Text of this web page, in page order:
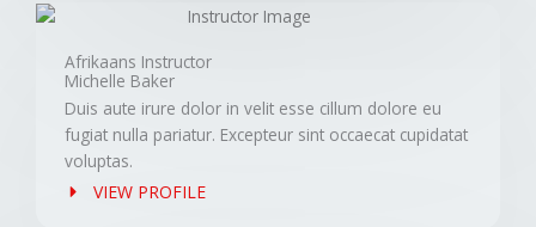
Afrikaans Instructor
Michelle Baker
Duis aute irure dolor in velit esse cillum dolore eu
fugiat nulla pariatur. Excepteur sint occaecat cupidatat
voluptas.
VIEW PROFILE